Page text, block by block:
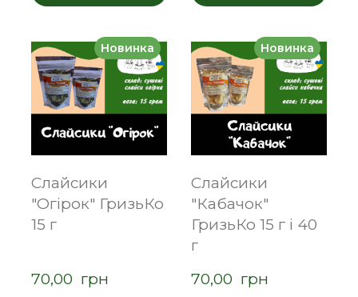
Новинка
Слайсики
"Огірок" ГризьКо
15 г
70,00  грн
Новинка
Слайсики
"Кабачок"
ГризьКо 15 г і 40
г
70,00  грн